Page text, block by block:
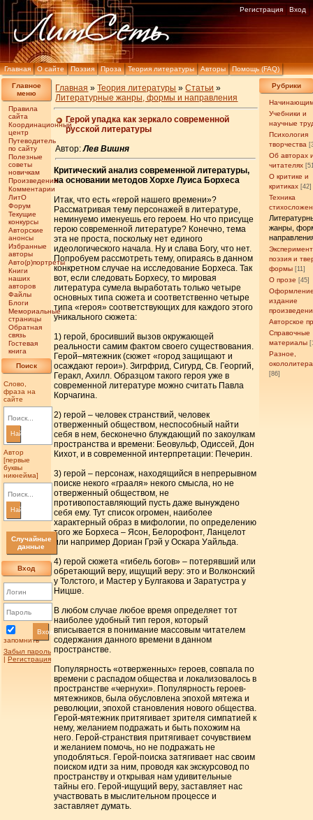
Главная О сайте Поэзия Проза Теория литературы Авторы Помощь (FAQ)
Регистрация Вход
Главное
меню
Правила
сайта
Координационный
центр
Путеводитель
по сайту
Полезные
советы
новичкам
Произведения
Комментарии
ЛитО
Форум
Текущие
конкурсы
Авторские
анонсы
Избранные
авторы
Авто(р)портреты
Книги
наших
авторов
Файлы
Блоги
Мемориальные
страницы
Обратная
связь
Гостевая
книга
Поиск
Слово,
фраза на
сайте
Найти
Автор
[первые
буквы
никнейма]
Найти
Случайные
данные
Вход
запомнить
Вход
Забыл пароль
| Регистрация
Рубрики
Учебники и
научные
Психология
творчества
Об авторах
читателях
О критике и
критиках [42]
Техника
жанры,
поэзия и
формы [11]
О прозе [45]
издание
Авторское
Справочные
материалы
Разное,
[86]
Главная »Теория литературы »Статьи »
Литературные жанры, формы и направления
Герой упадка как зеркало современной
русской литературы
Автор:Лев Вишня
Критический анализ современной литературы,
на основании методов Хорхе Луиса Борхеса
Итак, что есть «герой нашего времени»?
Рассматривая тему персонажей в литературе,
неминуемо именуешь его героем. Но что присуще
герою современной литературе? Конечно, тема
эта не проста, поскольку нет единого
идеологического начала. Ну и слава Богу, что нет.
Попробуем рассмотреть тему, опираясь в данном
конкретном случае на исследование Борхеса. Так
вот, если следовать Борхесу, то мировая
литература сумела выработать только четыре
основных типа сюжета и соответственно четыре
типа «героя» соответствующих для каждого этого
уникального сюжета:
1) герой, бросивший вызов окружающей
реальности самим фактом своего существования.
Герой–мятежник (сюжет «город защищают и
осаждают герои»). Зигрфрид, Сигурд, Св. Георгий,
Геракл, Ахилл. Образцом такого героя уже в
современной литературе можно считать Павла
Корчагина.
2) герой – человек странствий, человек
отверженный обществом, неспособный найти
себя в нем, бесконечно блуждающий по закоулкам
пространства и времени: Беовульф, Одиссей, Дон
Кихот, и в современной интерпретации: Печерин.
3) герой – персонаж, находящийся в непрерывном
поиске некого «грааля» некого смысла, но не
отверженный обществом, не
противопоставляющий пусть даже вынуждено
себя ему. Тут список огромен, наиболее
характерный образ в мифологии, по определению
того же Борхеса – Ясон, Белорофонт, Ланцелот
или например Дориан Грэй у Оскара Уайльда.
4) герой сюжета «гибель богов» – потерявший или
обретающий веру, ищущий веру: это и Волконский
у Толстого, и Мастер у Булгакова и Заратустра у
Ницше.
В любом случае любое время определяет тот
наиболее удобный тип героя, который
вписывается в понимание массовым читателем
содержания данного времени в данном
пространстве.
Популярность «отверженных» героев, совпала по
времени с распадом общества и локализовалось в
пространстве «чернухи». Популярность героев-
мятежников, была обусловлена эпохой мятежа и
революции, эпохой становления нового общества.
Герой-мятежник притягивает зрителя симпатией к
нему, желанием подражать и быть похожим на
него. Герой-странствия притягивает сочувствием
и желанием помочь, но не подражать не
уподобляться. Герой-поиска затягивает нас своим
поиском идти за ним, проводя как экскурсовод по
пространству и открывая нам удивительные
тайны его. Герой-ищущий веру, заставляет нас
участвовать в мыслительном процессе и
заставляет думать.